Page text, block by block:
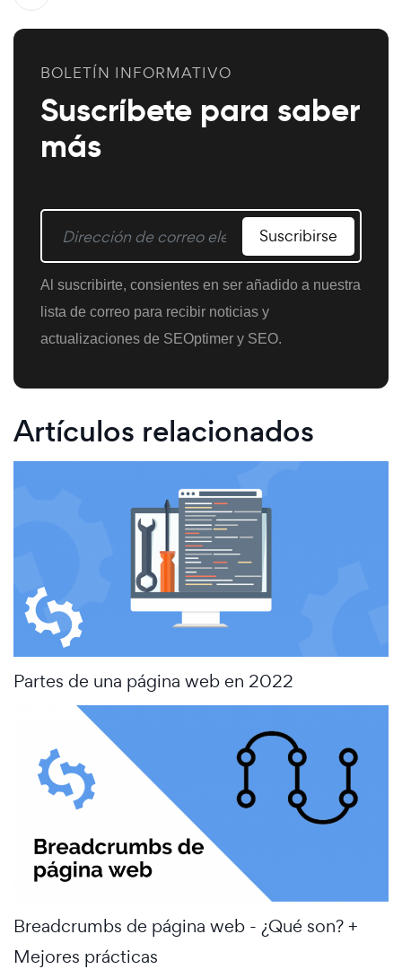
BOLETÍN INFORMATIVO
Suscríbete para saber
más
Suscribirse
Al suscribirte, consientes en ser añadido a nuestra
lista de correo para recibir noticias y
actualizaciones de SEOptimer y SEO.
Artículos relacionados
Partes de una página web en 2022
Breadcrumbs de página web - ¿Qué son? +
Mejores prácticas